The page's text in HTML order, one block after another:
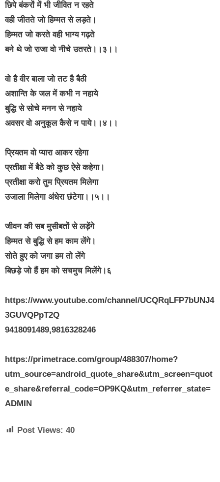
छिपे बंकरों में भी जीवित न रहते
वही जीतते जो हिम्मत से लड़ते।
हिम्मत जो करते वही भाग्य गढ़ते
बने थे जो राजा वो नीचे उतरते।।३।।
वो है वीर बाला जो तट है बैठी
अशान्ति के जल में कभी न नहाये
बुद्धि से सोचे मनन से नहाये
अवसर वो अनुकूल कैसे न पाये।।४।।
प्रियतम वो प्यारा आकर रहेगा
प्रतीक्षा में बैठे को कुछ ऐसे कहेगा।
प्रतीक्षा करो तुम प्रियतम मिलेगा
उजाला मिलेगा अंधेरा छंटेगा।।५।।
जीवन की सब मुसीबतों से लड़ेंगे
हिम्मत से बुद्धि से हम काम लेंगे।
सोते हुए को जगा हम तो लेंगे
बिछड़े जो हैं हम को सचमुच मिलेंगे।६
https://www.youtube.com/channel/UCQRqLFP7bUNJ4
3GUVQPpT2Q
9418091489,9816328246
https://primetrace.com/group/488307/home?
utm_source=android_quote_share&utm_screen=quot
e_share&referral_code=OP9KQ&utm_referrer_state=
ADMIN
Post Views: 40